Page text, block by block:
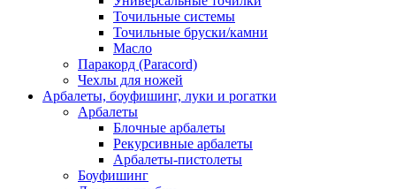
Точильные системы
Точильные бруски/камни
Масло
Паракорд (Paracord)
Чехлы для ножей
Арбалеты, боуфишинг, луки и рогатки
Арбалеты
Блочные арбалеты
Рекурсивные арбалеты
Арбалеты-пистолеты
Боуфишинг